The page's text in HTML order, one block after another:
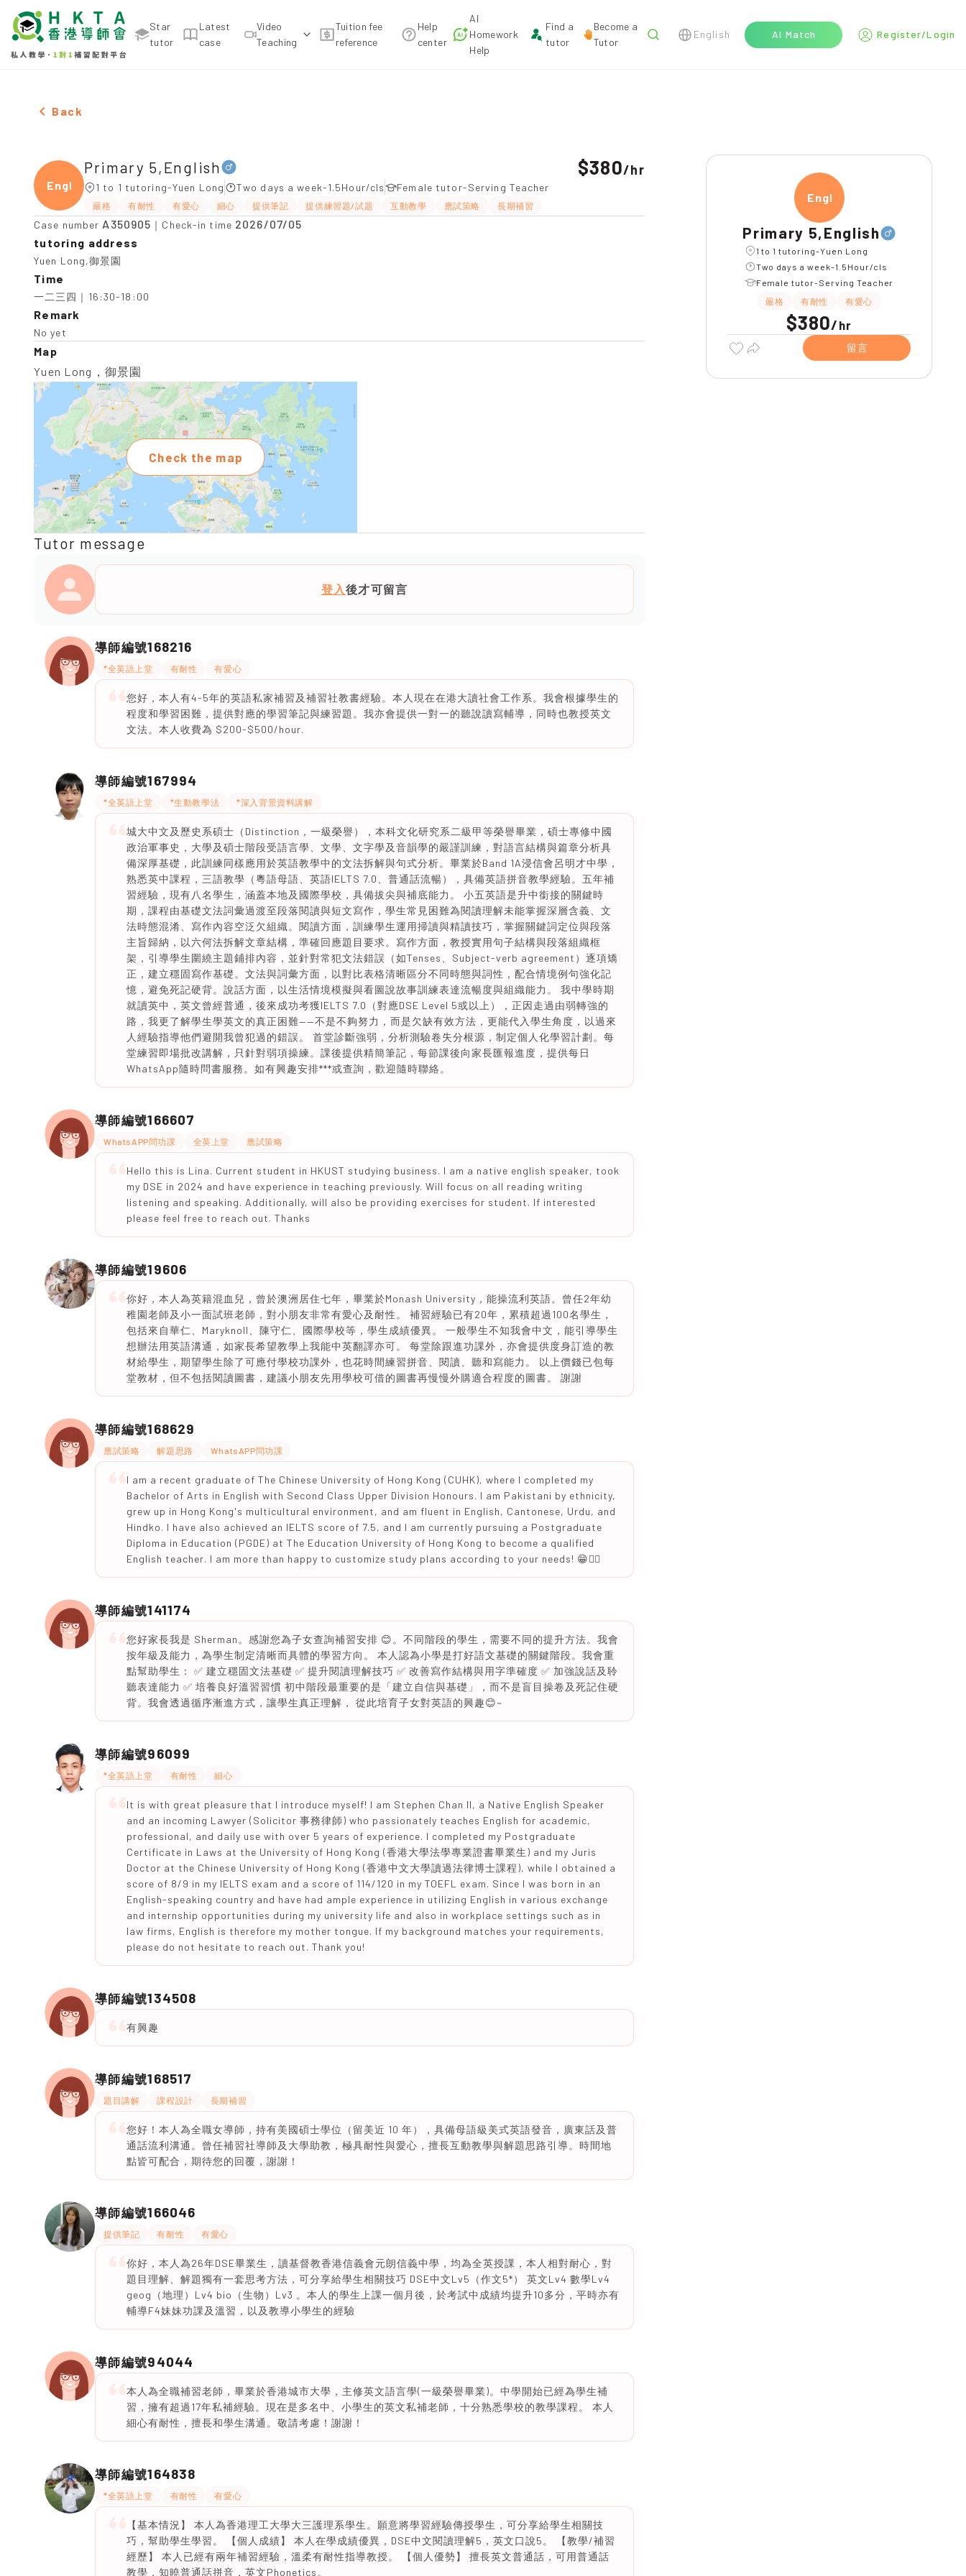
Star
tutor
Latest
case
Video
Teaching
Tuition fee
reference
Help
center
AI
Homework
Help
Find a
tutor
Become a
Tutor
English AI Match Register/Login
Male Primary 5,English，Yuen Long Tuition recommendation
Back
Engli
Primary 5,English
1 to 1 tutoring-Yuen Long Two days a week-1.5Hour/cls Female tutor-Serving Teacher
嚴格 有耐性 有愛心 細心 提供筆記 提供練習題/試題 互動教學 應試策略 長期補習
$380/hr
Case number A350905 ｜Check-in time 2026/07/05
tutoring address
Yuen Long,御景園
Time
一二三四｜16:30-18:00
Remark
No yet
Map
Yuen Long，御景園
Check the map
Tutor message
登入後才可留言
導師編號168216
*全英語上堂 有耐性 有愛心
您好，本人有4-5年的英語私家補習及補習社教書經驗。本人現在在港大讀社會工作系。我會根據學生的
程度和學習困難，提供對應的學習筆記與練習題。我亦會提供一對一的聽說讀寫輔導，同時也教授英文
文法。本人收費為 $200-$500/hour.
導師編號167994
*全英語上堂 *生動教學法 *深入背景資料講解
城大中文及歷史系碩士（Distinction，一級榮譽），本科文化研究系二級甲等榮譽畢業，碩士專修中國
政治軍事史，大學及碩士階段受語言學、文學、文字學及音韻學的嚴謹訓練，對語言結構與篇章分析具
備深厚基礎，此訓練同樣應用於英語教學中的文法拆解與句式分析。畢業於Band 1A浸信會呂明才中學，
熟悉英中課程，三語教學（粵語母語、英語IELTS 7.0、普通話流暢），具備英語拼音教學經驗。五年補
習經驗，現有八名學生，涵蓋本地及國際學校，具備拔尖與補底能力。 小五英語是升中銜接的關鍵時
期，課程由基礎文法詞彙過渡至段落閱讀與短文寫作，學生常見困難為閱讀理解未能掌握深層含義、文
法時態混淆、寫作內容空泛欠組織。閱讀方面，訓練學生運用掃讀與精讀技巧，掌握關鍵詞定位與段落
主旨歸納，以六何法拆解文章結構，準確回應題目要求。寫作方面，教授實用句子結構與段落組織框
架，引導學生圍繞主題鋪排內容，並針對常犯文法錯誤（如Tenses、Subject-verb agreement）逐項矯
正，建立穩固寫作基礎。文法與詞彙方面，以對比表格清晰區分不同時態與詞性，配合情境例句強化記
憶，避免死記硬背。說話方面，以生活情境模擬與看圖說故事訓練表達流暢度與組織能力。 我中學時期
就讀英中，英文曾經普通，後來成功考獲IELTS 7.0（對應DSE Level 5或以上），正因走過由弱轉強的
路，我更了解學生學英文的真正困難——不是不夠努力，而是欠缺有效方法，更能代入學生角度，以過來
人經驗指導他們避開我曾犯過的錯誤。 首堂診斷強弱，分析測驗卷失分根源，制定個人化學習計劃。每
堂練習即場批改講解，只針對弱項操練。課後提供精簡筆記，每節課後向家長匯報進度，提供每日
WhatsApp隨時問書服務。如有興趣安排***或查詢，歡迎隨時聯絡。
導師編號166607
WhatsAPP問功課 全英上堂 應試策略
Hello this is Lina. Current student in HKUST studying business. I am a native english speaker, took
my DSE in 2024 and have experience in teaching previously. Will focus on all reading writing
listening and speaking. Additionally, will also be providing exercises for student. If interested
please feel free to reach out. Thanks
導師編號19606
你好，本人為英籍混血兒，曾於澳洲居住七年，畢業於Monash University，能操流利英語。曾任2年幼
稚園老師及小一面試班老師，對小朋友非常有愛心及耐性。 補習經驗已有20年，累積超過100名學生，
包括來自華仁、Maryknoll、陳守仁、國際學校等，學生成績優異。 一般學生不知我會中文，能引導學生
想辦法用英語溝通，如家長希望教學上我能中英翻譯亦可。 每堂除跟進功課外，亦會提供度身訂造的教
材給學生，期望學生除了可應付學校功課外，也花時間練習拼音、閱讀、聽和寫能力。 以上價錢已包每
堂教材，但不包括閱讀圖書，建議小朋友先用學校可借的圖書再慢慢外購適合程度的圖書。 謝謝
導師編號168629
應試策略 解題思路 WhatsAPP問功課
I am a recent graduate of The Chinese University of Hong Kong (CUHK), where I completed my
Bachelor of Arts in English with Second Class Upper Division Honours. I am Pakistani by ethnicity,
grew up in Hong Kong's multicultural environment, and am fluent in English, Cantonese, Urdu, and
Hindko. I have also achieved an IELTS score of 7.5, and I am currently pursuing a Postgraduate
Diploma in Education (PGDE) at The Education University of Hong Kong to become a qualified
English teacher. I am more than happy to customize study plans according to your needs! 😁✌🏻
導師編號141174
您好家長我是 Sherman。感謝您為子女查詢補習安排 😊。不同階段的學生，需要不同的提升方法。我會
按年級及能力，為學生制定清晰而具體的學習方向。 本人認為小學是打好語文基礎的關鍵階段。我會重
點幫助學生： ✅ 建立穩固文法基礎 ✅ 提升閱讀理解技巧 ✅ 改善寫作結構與用字準確度 ✅ 加強說話及聆
聽表達能力 ✅ 培養良好溫習習慣 初中階段最重要的是「建立自信與基礎」，而不是盲目操卷及死記住硬
背。我會透過循序漸進方式，讓學生真正理解， 從此培育子女對英語的興趣😊~
導師編號96099
*全英語上堂 有耐性 細心
It is with great pleasure that I introduce myself! I am Stephen Chan II, a Native English Speaker
and an incoming Lawyer (Solicitor 事務律師) who passionately teaches English for academic,
professional, and daily use with over 5 years of experience. I completed my Postgraduate
Certificate in Laws at the University of Hong Kong (香港大學法學專業證書畢業生) and my Juris
Doctor at the Chinese University of Hong Kong (香港中文大學讀過法律博士課程), while I obtained a
score of 8/9 in my IELTS exam and a score of 114/120 in my TOEFL exam. Since I was born in an
English-speaking country and have had ample experience in utilizing English in various exchange
and internship opportunities during my university life and also in workplace settings such as in
law firms, English is therefore my mother tongue. If my background matches your requirements,
please do not hesitate to reach out. Thank you!
導師編號134508
有興趣
導師編號168517
題目講解 課程設計 長期補習
您好！本人為全職女導師，持有美國碩士學位（留美近 10 年），具備母語級美式英語發音，廣東話及普
通話流利溝通。曾任補習社導師及大學助教，極具耐性與愛心，擅長互動教學與解題思路引導。時間地
點皆可配合，期待您的回覆，謝謝！
導師編號166046
提供筆記 有耐性 有愛心
你好，本人為26年DSE畢業生，讀基督教香港信義會元朗信義中學，均為全英授課，本人相對耐心，對
題目理解、解題獨有一套思考方法，可分享給學生相關技巧 DSE中文Lv5（作文5*） 英文Lv4 數學Lv4
geog（地理）Lv4 bio（生物）Lv3 。本人的學生上課一個月後，於考試中成績均提升10多分，平時亦有
輔導F4妹妹功課及溫習，以及教導小學生的經驗
導師編號94044
本人為全職補習老師，畢業於香港城市大學，主修英文語言學(一級榮譽畢業)。中學開始已經為學生補
習，擁有超過17年私補經驗。現在是多名中、小學生的英文私補老師，十分熟悉學校的教學課程。 本人
細心有耐性，擅長和學生溝通。敬請考慮！謝謝！
導師編號164838
*全英語上堂 有耐性 有愛心
【基本情況】 本人為香港理工大學大三護理系學生。願意將學習經驗傳授學生，可分享給學生相關技
巧，幫助學生學習。 【個人成績】 本人在學成績優異，DSE中文閱讀理解5，英文口說5。 【教學/補習
經歷】 本人已經有兩年補習經驗，溫柔有耐性指導教授。 【個人優勢】 擅長英文普通話，可用普通話
教學，知曉普通話拼音，英文Phonetics。
Engli
Primary 5,English
1 to 1 tutoring-Yuen Long
Two days a week-1.5Hour/cls
Female tutor-Serving Teacher
嚴格
有耐性 有愛心
$380/ hr
留言